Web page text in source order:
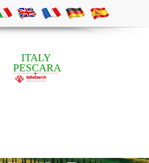
ITALY
PESCARA